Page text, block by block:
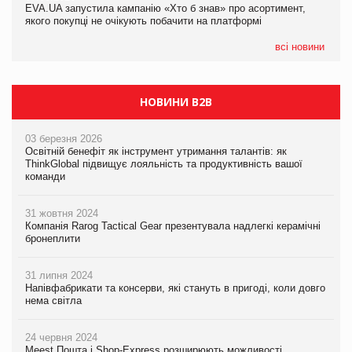
EVA.UA запустила кампанію «Хто б знав» про асортимент,
якого покупці не очікують побачити на платформі
всі новини
05.08.2026
Мережа супермаркетів VARUS купує мережу магазинів
НОВИНИ B2B
03 березня 2026
Освітній бенефіт як інструмент утримання талантів: як
ThinkGlobal підвищує лояльність та продуктивність вашої
команди
31 жовтня 2024
Компанія Rarog Tactical Gear презентувала надлегкі керамічні
бронеплити
31 липня 2024
Напівфабрикати та консерви, які стануть в пригоді, коли довго
нема світла
24 червня 2024